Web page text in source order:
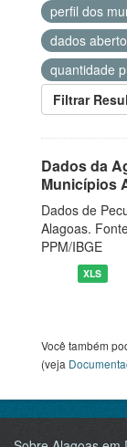
perfil dos
dados
quantidade
Filtrar
Dados da
Municípios
Dados de
Alagoas.
PPM/IBGE
XLS
Você também
(veja